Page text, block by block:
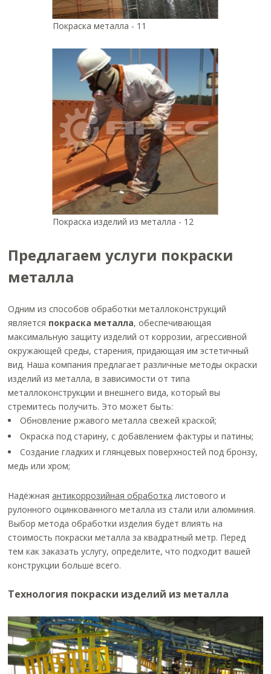
Покраска металла - 11
Покраска изделий из металла - 12
Предлагаем услуги покраски
металла
Одним из способов обработки металлоконструкций
является покраска металла, обеспечивающая
максимальную защиту изделий от коррозии, агрессивной
окружающей среды, старения, придающая им эстетичный
вид. Наша компания предлагает различные методы окраски
изделий из металла, в зависимости от типа
металлоконструкции и внешнего вида, который вы
стремитесь получить. Это может быть:
Обновление ржавого металла свежей краской;
Окраска под старину, с добавлением фактуры и патины;
Создание гладких и глянцевых поверхностей под бронзу,
медь или хром;
Надёжная антикоррозийная обработка листового и
рулонного оцинкованного металла из стали или алюминия.
Выбор метода обработки изделия будет влиять на
стоимость покраски металла за квадратный метр. Перед
тем как заказать услугу, определите, что подходит вашей
конструкции больше всего.
Технология покраски изделий из металла